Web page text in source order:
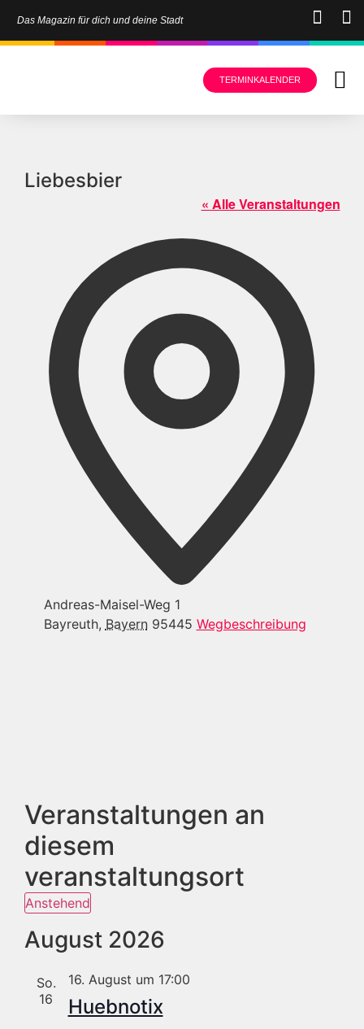
Das Magazin für dich und deine Stadt
TERMINKALENDER
Liebesbier
« Alle Veranstaltungen
Andreas-Maisel-Weg 1
Bayreuth, Bayern 95445 Wegbeschreibung
Veranstaltungen an
diesem
veranstaltungsort
Anstehend
wählen.
August 2026
So.
16
Huebnotix
16. August um 17:00